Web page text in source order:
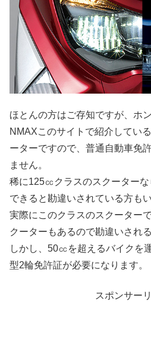
ほとんの方はご存知ですが、ホ
NMAXこのサイトで紹介してい
ーターですので、普通自動車免
ません。
稀に125㏄クラスのスクーター
できると勘違いされている方も
実際にこのクラスのスクーター
クーターもあるので勘違いされ
しかし、50㏄を超えるバイクを
型2輪免許証が必要になります。
スポンサー